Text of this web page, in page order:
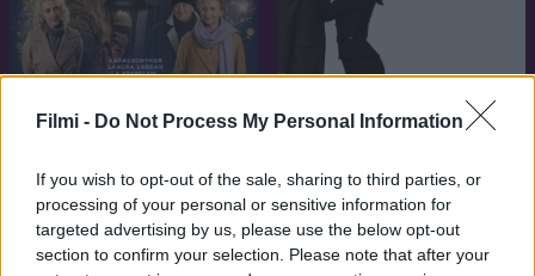
Filmi - Do Not Process My Personal Information
If you wish to opt-out of the sale, sharing to third parties, or
processing of your personal or sensitive information for
targeted advertising by us, please use the below opt-out
section to confirm your selection. Please note that after your
2021 6.2 2009